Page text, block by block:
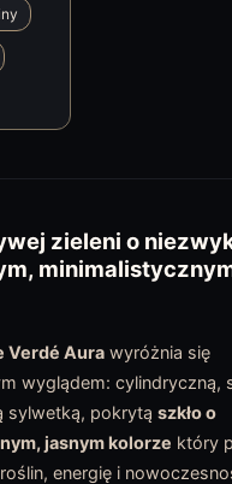
zieleni o
Verdé Aura wyróżnia się
wyglądem: cylindryczną,
sylwetką, pokrytą szkło o
jasnym kolorze który
energię i